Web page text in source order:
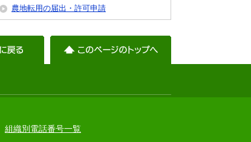
農地転用の届出・許可申請
組織別電話番号一覧